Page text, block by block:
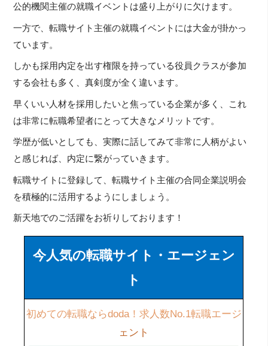
公的機関主催の就職イベントは盛り上がりに欠けます。
一方で、転職サイト主催の就職イベントには大金が掛かっ
ています。
しかも採用内定を出す権限を持っている役員クラスが参加
する会社も多く、真剣度が全く違います。
早くいい人材を採用したいと焦っている企業が多く、これ
は非常に転職希望者にとって大きなメリットです。
学歴が低いとしても、実際に話してみて非常に人柄がよい
と感じれば、内定に繋がっていきます。
転職サイトに登録して、転職サイト主催の合同企業説明会
を積極的に活用するようにしましょう。
新天地でのご活躍をお祈りしております！
今人気の転職サイト・エージェン
ト
初めての転職ならdoda！求人数No.1転職エージ
ェント